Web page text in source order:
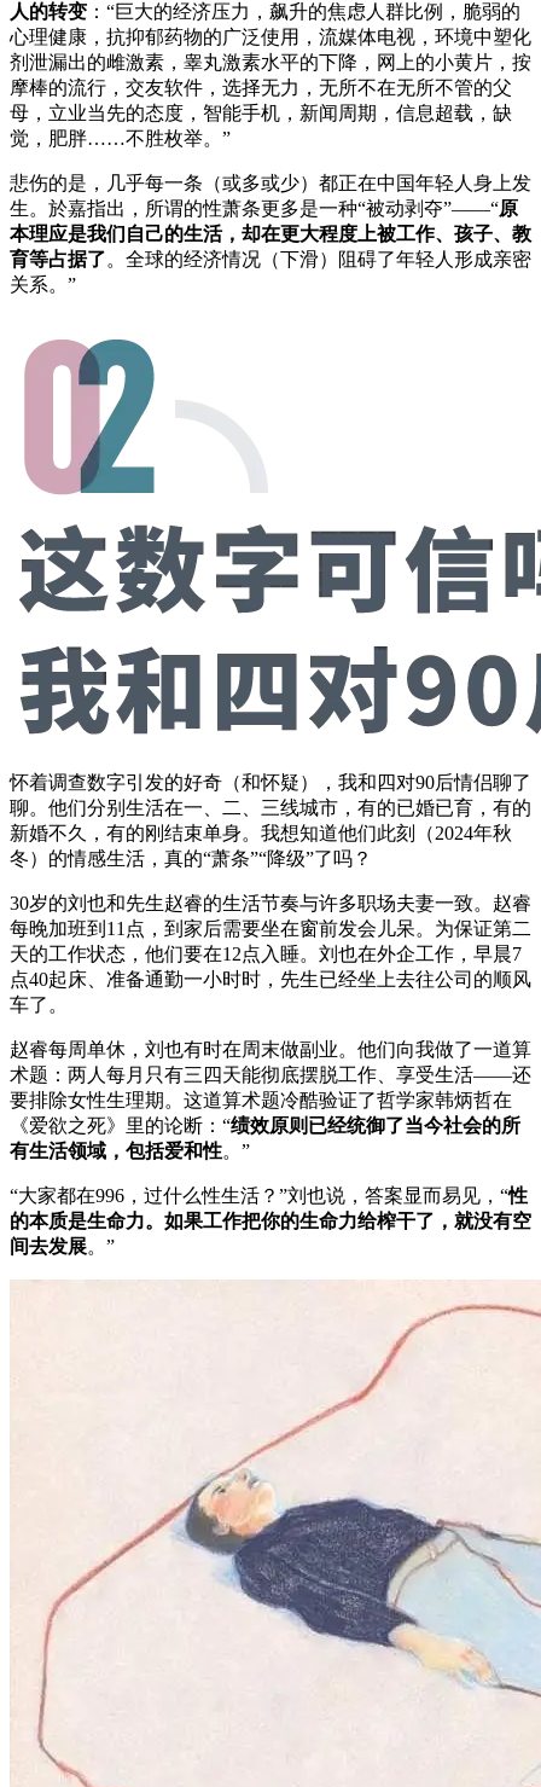
人的转变 ：“巨大的经济压力，飙升的焦虑人群比例，脆弱的
心理健康，抗抑郁药物的广泛使用，流媒体电视，环境中塑化
剂泄漏出的雌激素，睾丸激素水平的下降，网上的小黄片，按
摩棒的流行，交友软件，选择无力，无所不在无所不管的父
母，立业当先的态度，智能手机，新闻周期，信息超载，缺
觉，肥胖……不胜枚举。”
悲伤的是，几乎每一条（或多或少）都正在中国年轻人身上发
生。於嘉指出，所谓的性萧条更多是一种“被动剥夺”——“原
本理应是我们自己的生活，却在更大程度上被工作、孩子、教
育等占据了。全球的经济情况（下滑）阻碍了年轻人形成亲密
关系。”
怀着调查数字引发的好奇（和怀疑），我和四对90后情侣聊了
聊。他们分别生活在一、二、三线城市，有的已婚已育，有的
新婚不久，有的刚结束单身。我想知道他们此刻（2024年秋
冬）的情感生活，真的“萧条”“降级”了吗？
30岁的刘也和先生赵睿的生活节奏与许多职场夫妻一致。赵睿
每晚加班到11点，到家后需要坐在窗前发会儿呆。为保证第二
天的工作状态，他们要在12点入睡。刘也在外企工作，早晨7
点40起床、准备通勤一小时时，先生已经坐上去往公司的顺风
车了。
赵睿每周单休，刘也有时在周末做副业。他们向我做了一道算
术题：两人每月只有三四天能彻底摆脱工作、享受生活——还
要排除女性生理期。这道算术题冷酷验证了哲学家韩炳哲在
《爱欲之死》里的论断：“绩效原则已经统御了当今社会的所
有生活领域，包括爱和性。”
“大家都在996，过什么性生活？”刘也说，答案显而易见，“性
的本质是生命力。如果工作把你的生命力给榨干了，就没有空
间去发展。”